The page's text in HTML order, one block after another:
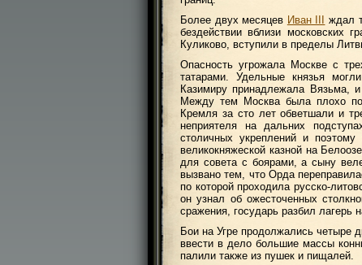
Более двух месяцев Иван III
ждал
бездействии вблизи московских
Куликово, вступили в пределы
Опасность угрожала Москве с
татарами. Удельные князья
Казимиру принадлежала Вязьма,
Между тем Москва была плохо
Кремля за сто лет обветшали и
неприятеля на дальних
столичных укреплений и
великокняжеской казной на
для совета с боярами, а сыну
вызвано тем, что Орда
по которой проходила русско-
он узнал об ожесточенных
сражения, государь разбил лагерь
Бои на Угре продолжались четыре
ввести в дело большие массы
палили также из пушек и пищалей.